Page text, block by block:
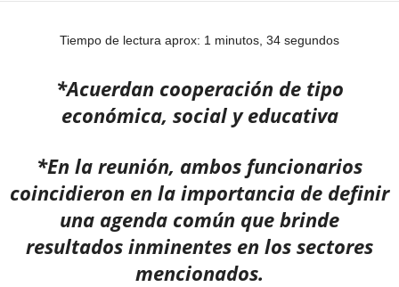
Tiempo de lectura aprox: 1 minutos, 34 segundos
*Acuerdan cooperación de tipo
económica, social y educativa
*En la reunión, ambos funcionarios
coincidieron en la importancia de definir
una agenda común que brinde
resultados inminentes en los sectores
mencionados.